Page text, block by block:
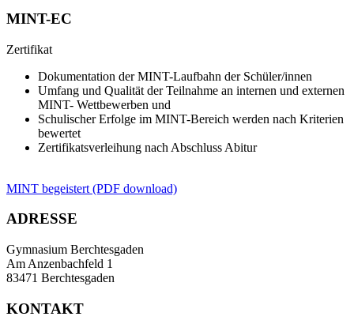
MINT-EC
Zertifikat
Dokumentation der MINT-Laufbahn der Schüler/innen
Umfang und Qualität der Teilnahme an internen und externen
MINT- Wettbewerben und
Schulischer Erfolge im MINT-Bereich werden nach Kriterien
bewertet
Zertifikatsverleihung nach Abschluss Abitur
MINT begeistert (PDF download)
ADRESSE
Gymnasium Berchtesgaden
Am Anzenbachfeld 1
83471 Berchtesgaden
KONTAKT